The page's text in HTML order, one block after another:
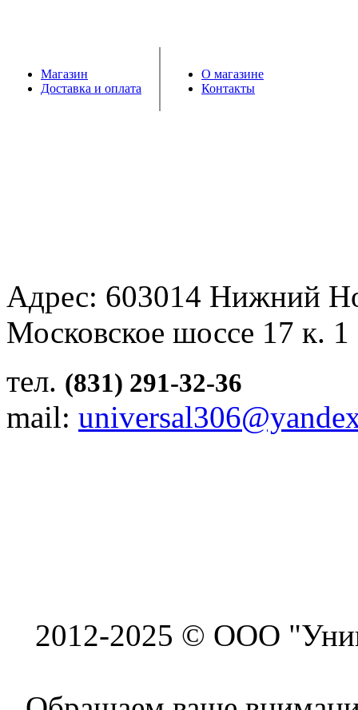
Магазин
Доставка и оплата
О магазине
Контакты
Адрес: 603014 Нижний
Московское шоссе 17 к.
тел. (831) 291-32-36
mail:
2012-2025 © ООО